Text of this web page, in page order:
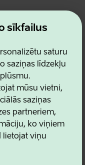
sīkfailus
saturu
saziņas līdzekļu
mūsu vietni,
saziņas
partneriem,
ko viņiem
lietojat viņu